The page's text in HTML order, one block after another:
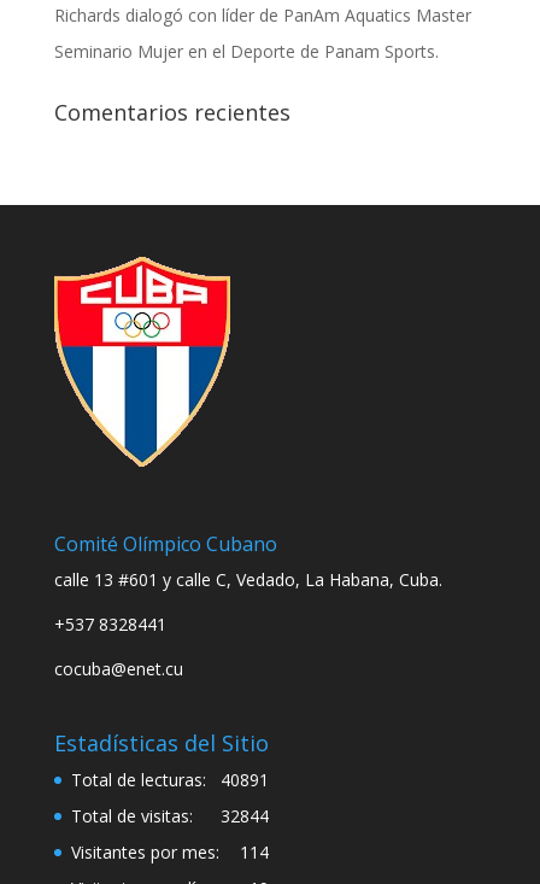
Richards dialogó con líder de PanAm Aquatics Master
Seminario Mujer en el Deporte de Panam Sports.
Comentarios recientes
Comité Olímpico Cubano
calle 13 #601 y calle C, Vedado, La Habana, Cuba.
+537 8328441
cocuba@enet.cu
Estadísticas del Sitio
40891
Total de lecturas:
32844
Total de visitas:
114
Visitantes por mes: